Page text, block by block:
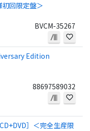
回限定盤＞
BVCM-35267
Edition
88697589032
］＜完全生産限